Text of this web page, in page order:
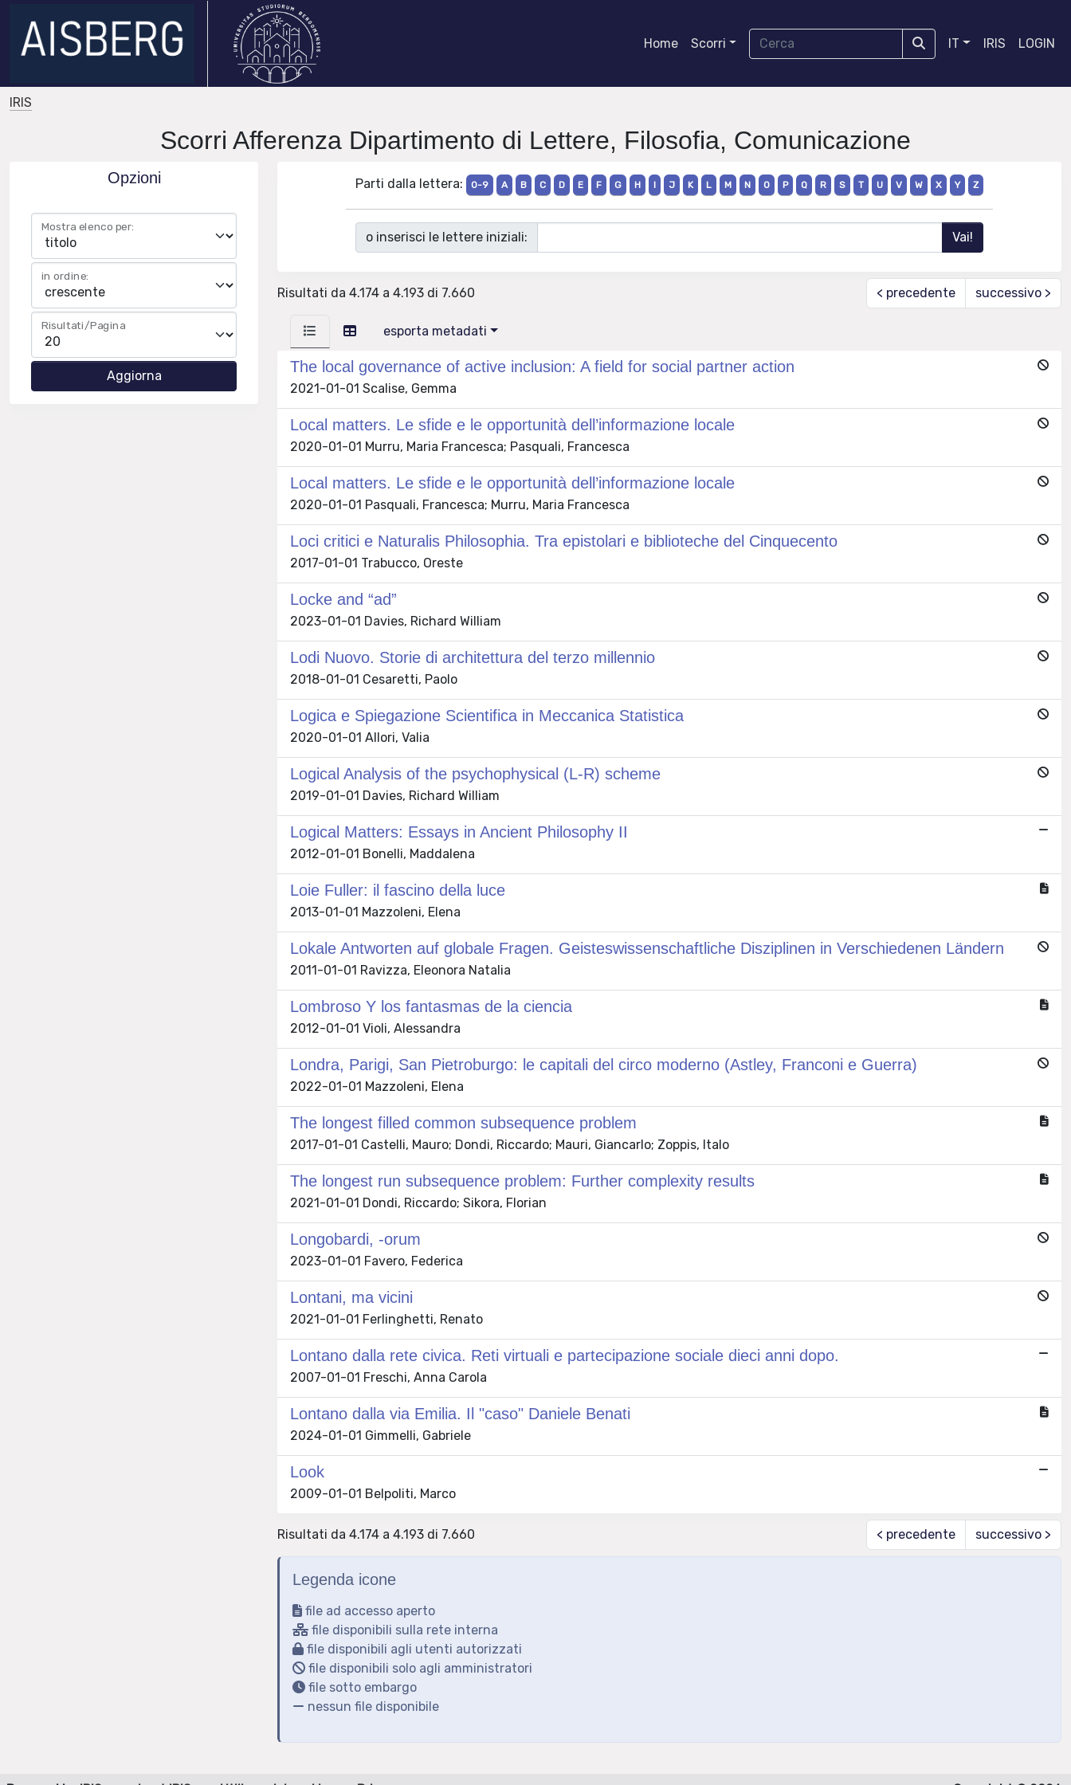
Home Scorri IT IRIS LOGIN
IRIS
Scorri Afferenza Dipartimento di Lettere, Filosofia, Comunicazione
Opzioni
Mostra elenco per:
in ordine:
Risultati/Pagina
Parti dalla lettera: 0-9 A B C D E F G H I J K L M N O P Q R S T U V W X Y Z
o inserisci le lettere iniziali:
Risultati da 4.174 a 4.193 di 7.660 < precedente successivo >
esporta metadati
The local governance of active inclusion: A field for social partner action
2021-01-01 Scalise, Gemma
Local matters. Le sfide e le opportunità dell’informazione locale
2020-01-01 Murru, Maria Francesca; Pasquali, Francesca
Local matters. Le sfide e le opportunità dell’informazione locale
2020-01-01 Pasquali, Francesca; Murru, Maria Francesca
Loci critici e Naturalis Philosophia. Tra epistolari e biblioteche del Cinquecento
2017-01-01 Trabucco, Oreste
Locke and “ad”
2023-01-01 Davies, Richard William
Lodi Nuovo. Storie di architettura del terzo millennio
2018-01-01 Cesaretti, Paolo
Logica e Spiegazione Scientifica in Meccanica Statistica
2020-01-01 Allori, Valia
Logical Analysis of the psychophysical (L-R) scheme
2019-01-01 Davies, Richard William
Logical Matters: Essays in Ancient Philosophy II
2012-01-01 Bonelli, Maddalena
Loie Fuller: il fascino della luce
2013-01-01 Mazzoleni, Elena
Lokale Antworten auf globale Fragen. Geisteswissenschaftliche Disziplinen in Verschiedenen Ländern
2011-01-01 Ravizza, Eleonora Natalia
Lombroso Y los fantasmas de la ciencia
2012-01-01 Violi, Alessandra
Londra, Parigi, San Pietroburgo: le capitali del circo moderno (Astley, Franconi e Guerra)
2022-01-01 Mazzoleni, Elena
The longest filled common subsequence problem
2017-01-01 Castelli, Mauro; Dondi, Riccardo; Mauri, Giancarlo; Zoppis, Italo
The longest run subsequence problem: Further complexity results
2021-01-01 Dondi, Riccardo; Sikora, Florian
Longobardi, -orum
2023-01-01 Favero, Federica
Lontani, ma vicini
2021-01-01 Ferlinghetti, Renato
Lontano dalla rete civica. Reti virtuali e partecipazione sociale dieci anni dopo.
2007-01-01 Freschi, Anna Carola
Lontano dalla via Emilia. Il "caso" Daniele Benati
2024-01-01 Gimmelli, Gabriele
Look
2009-01-01 Belpoliti, Marco
Risultati da 4.174 a 4.193 di 7.660 < precedente successivo >
Legenda icone
file ad accesso aperto
file disponibili sulla rete interna
file disponibili agli utenti autorizzati
file disponibili solo agli amministratori
file sotto embargo
nessun file disponibile